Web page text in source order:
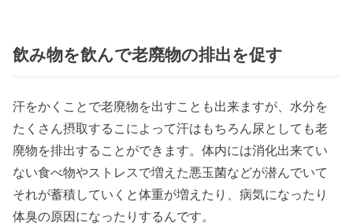
飲み物を飲んで老廃物の排出を促す
汗をかくことで老廃物を出すことも出来ますが、水分を
たくさん摂取するこによって汗はもちろん尿としても老
廃物を排出することができます。体内には消化出来てい
ない食べ物やストレスで増えた悪玉菌などが潜んでいて
それが蓄積していくと体重が増えたり、病気になったり
体臭の原因になったりするんです。